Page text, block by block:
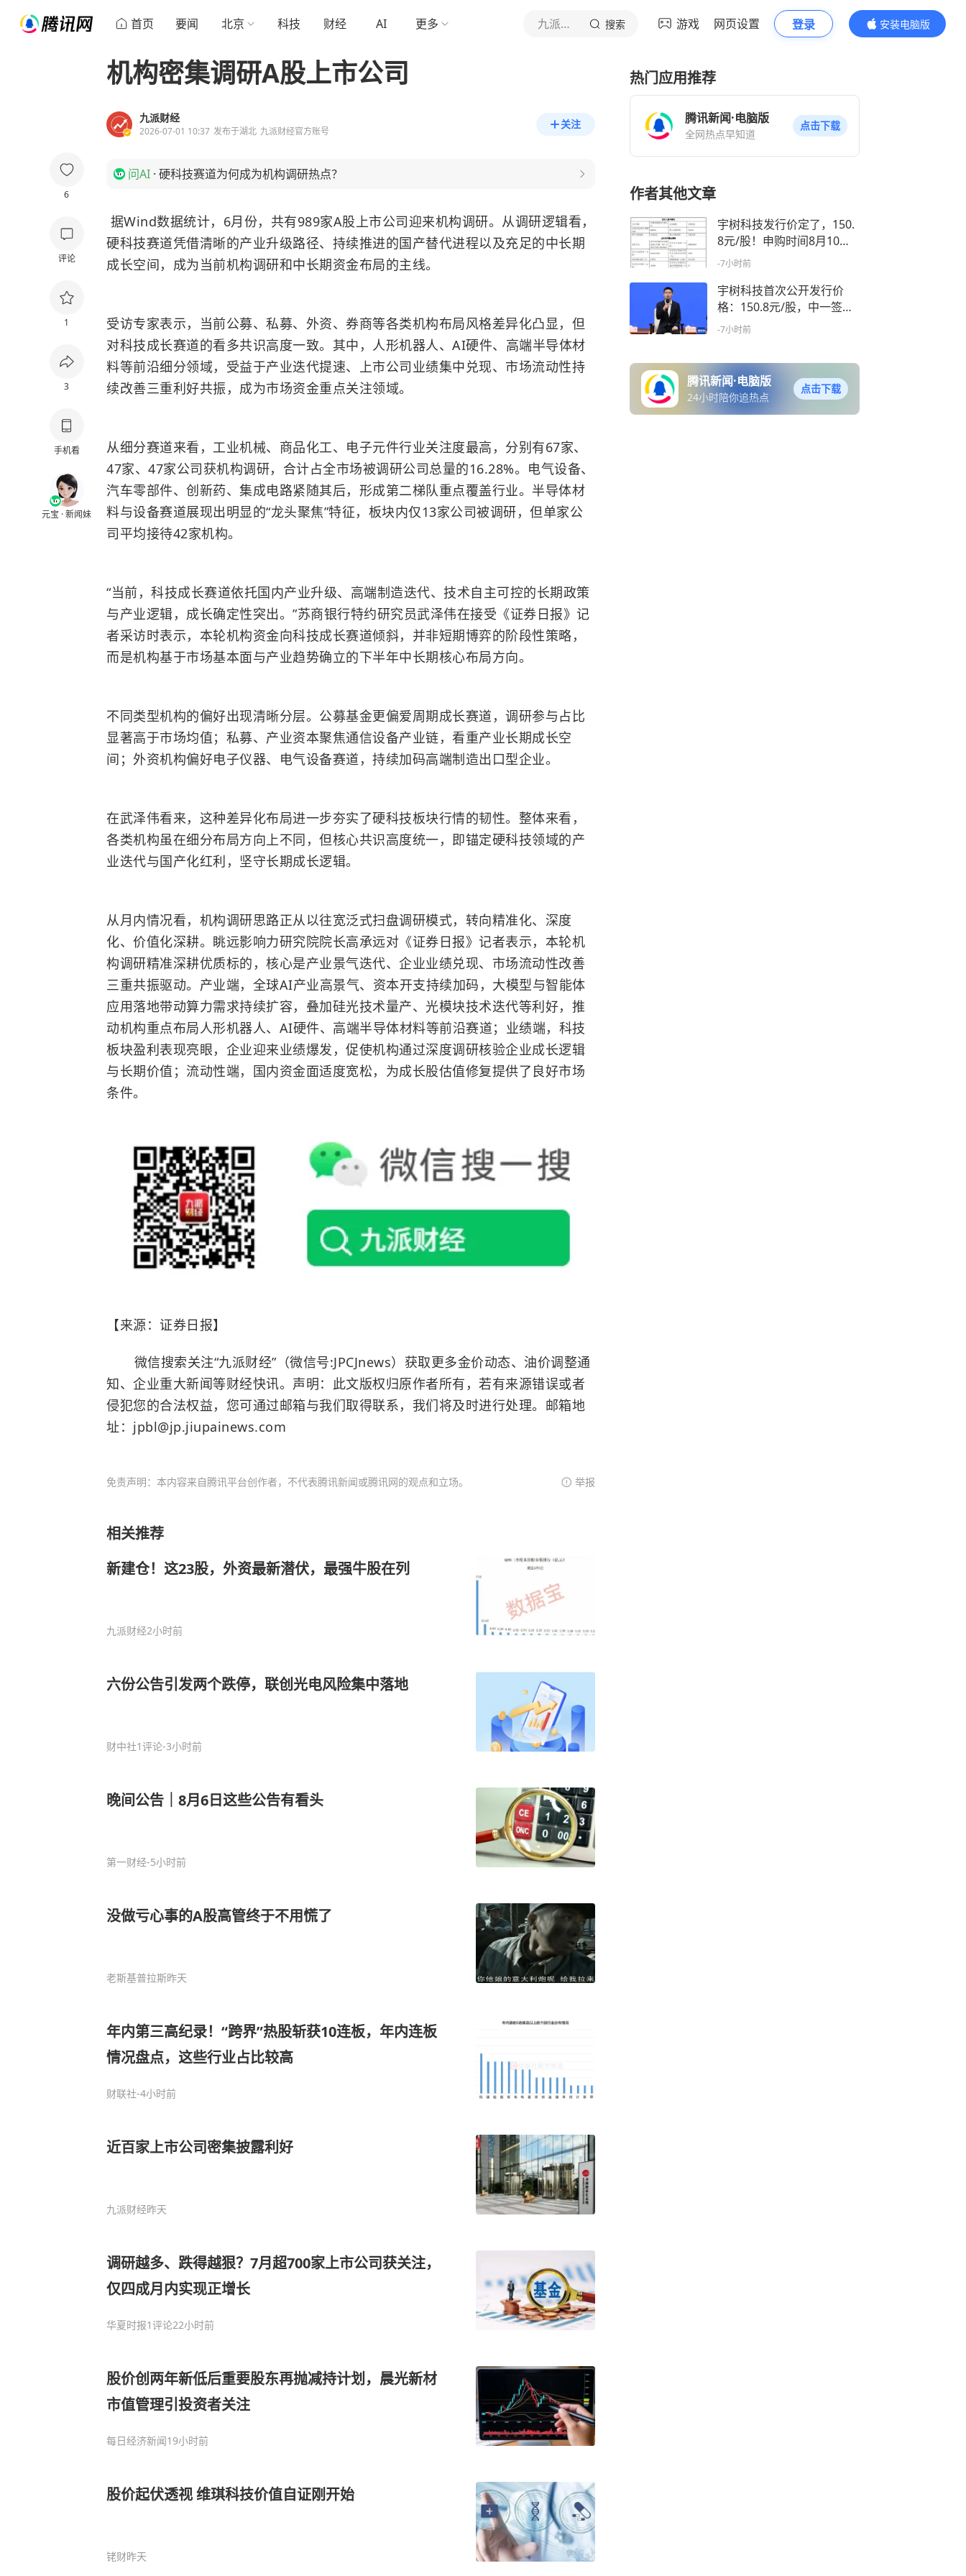
首页 要闻 北京 科技 财经 AI 更多 九派财经 搜索 游戏 网页设置 登录
安装电脑版
内容更精彩
6
评论
1
3
手机看
元宝 · 新闻妹
机构密集调研A股上市公司
九派财经
2026-07-01 10:37 发布于湖北 九派财经官方账号
关注
问AI · 硬科技赛道为何成为机构调研热点？
据Wind数据统计，6月份，共有989家A股上市公司迎来机构调研。从调研逻辑看，
硬科技赛道凭借清晰的产业升级路径、持续推进的国产替代进程以及充足的中长期
成长空间，成为当前机构调研和中长期资金布局的主线。
受访专家表示，当前公募、私募、外资、券商等各类机构布局风格差异化凸显，但
对科技成长赛道的看多共识高度一致。其中，人形机器人、AI硬件、高端半导体材
料等前沿细分领域，受益于产业迭代提速、上市公司业绩集中兑现、市场流动性持
续改善三重利好共振，成为市场资金重点关注领域。
从细分赛道来看，工业机械、商品化工、电子元件行业关注度最高，分别有67家、
47家、47家公司获机构调研，合计占全市场被调研公司总量的16.28%。电气设备、
汽车零部件、创新药、集成电路紧随其后，形成第二梯队重点覆盖行业。半导体材
料与设备赛道展现出明显的“龙头聚焦”特征，板块内仅13家公司被调研，但单家公
司平均接待42家机构。
“当前，科技成长赛道依托国内产业升级、高端制造迭代、技术自主可控的长期政策
与产业逻辑，成长确定性突出。”苏商银行特约研究员武泽伟在接受《证券日报》记
者采访时表示，本轮机构资金向科技成长赛道倾斜，并非短期博弈的阶段性策略，
而是机构基于市场基本面与产业趋势确立的下半年中长期核心布局方向。
不同类型机构的偏好出现清晰分层。公募基金更偏爱周期成长赛道，调研参与占比
显著高于市场均值；私募、产业资本聚焦通信设备产业链，看重产业长期成长空
间；外资机构偏好电子仪器、电气设备赛道，持续加码高端制造出口型企业。
在武泽伟看来，这种差异化布局进一步夯实了硬科技板块行情的韧性。整体来看，
各类机构虽在细分布局方向上不同，但核心共识高度统一，即锚定硬科技领域的产
业迭代与国产化红利，坚守长期成长逻辑。
从月内情况看，机构调研思路正从以往宽泛式扫盘调研模式，转向精准化、深度
化、价值化深耕。眺远影响力研究院院长高承远对《证券日报》记者表示，本轮机
构调研精准深耕优质标的，核心是产业景气迭代、企业业绩兑现、市场流动性改善
三重共振驱动。产业端，全球AI产业高景气、资本开支持续加码，大模型与智能体
应用落地带动算力需求持续扩容，叠加硅光技术量产、光模块技术迭代等利好，推
动机构重点布局人形机器人、AI硬件、高端半导体材料等前沿赛道；业绩端，科技
板块盈利表现亮眼，企业迎来业绩爆发，促使机构通过深度调研核验企业成长逻辑
与长期价值；流动性端，国内资金面适度宽松，为成长股估值修复提供了良好市场
条件。
【来源：证券日报】
微信搜索关注“九派财经”（微信号:JPCJnews）获取更多金价动态、油价调整通
知、企业重大新闻等财经快讯。声明：此文版权归原作者所有，若有来源错误或者
侵犯您的合法权益，您可通过邮箱与我们取得联系，我们将及时进行处理。邮箱地
址：jpbl@jp.jiupainews.com
免责声明：本内容来自腾讯平台创作者，不代表腾讯新闻或腾讯网的观点和立场。 举报
相关推荐
新建仓！这23股，外资最新潜伏，最强牛股在列
九派财经2小时前
六份公告引发两个跌停，联创光电风险集中落地
财中社1评论-3小时前
晚间公告｜8月6日这些公告有看头
第一财经-5小时前
没做亏心事的A股高管终于不用慌了
老斯基普拉斯昨天
年内第三高纪录！“跨界”热股斩获10连板，年内连板
情况盘点，这些行业占比较高
财联社-4小时前
近百家上市公司密集披露利好
九派财经昨天
调研越多、跌得越狠？7月超700家上市公司获关注，
仅四成月内实现正增长
华夏时报1评论22小时前
股价创两年新低后重要股东再抛减持计划，晨光新材
市值管理引投资者关注
每日经济新闻19小时前
股价起伏透视 维琪科技价值自证刚开始
铑财昨天
热门应用推荐
腾讯新闻·电脑版
全网热点早知道
点击下载
作者其他文章
宇树科技发行价定了，150.
8元/股！申购时间8月10
日，市场预估宇树科技IPO
-7小时前
宇树科技首次公开发行价
格：150.8元/股，中一签
（500股）需缴款7.54万元
-7小时前
腾讯新闻·电脑版
24小时陪你追热点
点击下载